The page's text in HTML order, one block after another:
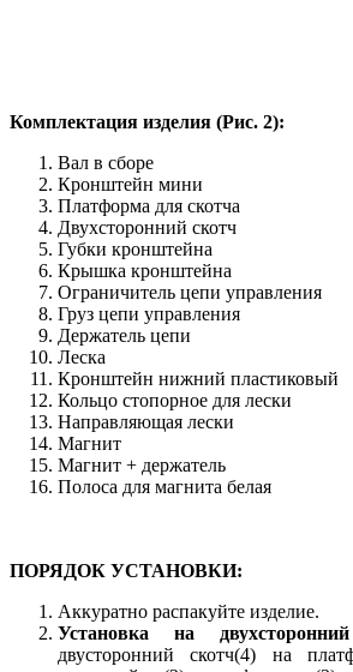
Комплектация изделия (Рис. 2):
Вал в сборе
Кронштейн мини
Платформа для скотча
Двухсторонний скотч
Губки кронштейна
Крышка кронштейна
Ограничитель цепи управления
Груз цепи управления
Держатель цепи
Леска
Кронштейн нижний пластиковый
Кольцо стопорное для лески
Направляющая лески
Магнит
Магнит + держатель
Полоса для магнита белая
ПОРЯДОК УСТАНОВКИ:
Аккуратно распакуйте изделие.
Установка на
двусторонний скотч(4) на